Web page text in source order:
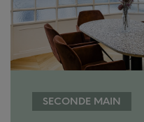
SECONDE MAIN